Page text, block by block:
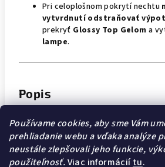
Používame cookies, aby sme Vám
prehliadanie webu a vďaka analýze
neustále zlepšovali jeho funkcie,
použiteľnosť.Viac informáciítu.
Pri celoplošnom pokrytí nechtu
vytvrdnutí odstraňovať
prekryť Glossy Top Gelom a
lampe.
Popis
Bez TPO– Produkt je v súlade so
1. septembra 2025, ktorý zakazuje
výrobkov obsahujúcich TPO v rámci